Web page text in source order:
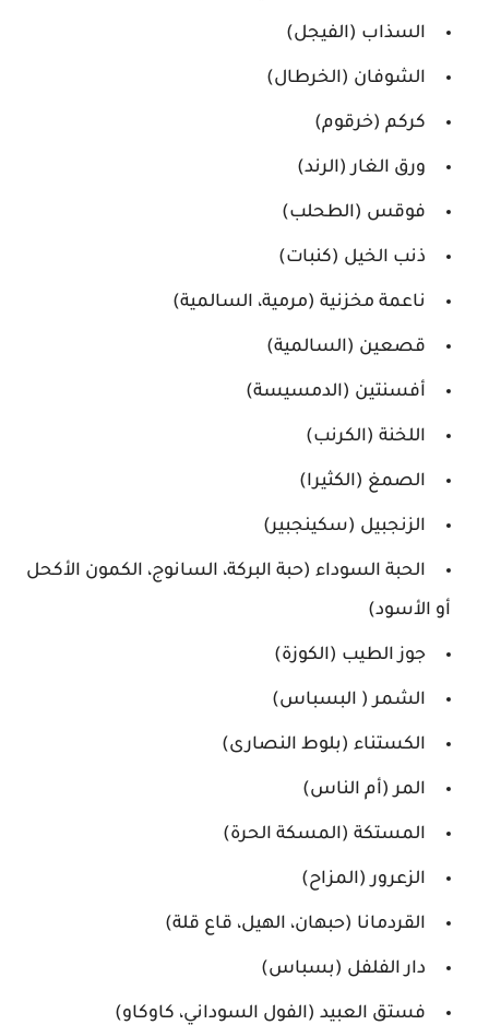
السذاب (الفيجل)
الشوفان (الخرطال)
كركم (خرقوم)
ورق الغار (الرند)
فوقس (الطحلب)
ذنب الخيل (كنبات)
ناعمة مخزنية (مرمية، السالمية)
قصعين (السالمية)
أفسنتين (الدمسيسة)
اللخنة (الكرنب)
الصمغ (الكثيرا)
الزنجبيل (سكينجبير)
الحبة السوداء (حبة البركة، السانوج، الكمون الأكحل
أو الأسود)
جوز الطيب (الكوزة)
الشمر ( البسباس)
الكستناء (بلوط النصارى)
المر (أم الناس)
المستكة (المسكة الحرة)
الزعرور (المزاح)
القردمانا (حبهان، الهيل، قاع قلة)
دار الفلفل (بسباس)
فستق العبيد (الفول السوداني، كاوكاو)